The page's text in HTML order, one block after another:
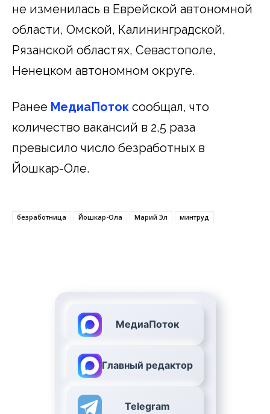
не изменилась в Еврейской автономной
области, Омской, Калининградской,
Рязанской областях, Севастополе,
Ненецком автономном округе.
Ранее МедиаПоток сообщал, что
количество вакансий в 2,5 раза
превысило число безработных в
Йошкар-Оле.
безработница Йошкар-Ола Марий Эл минтруд
МедиаПоток
Главный редактор
Telegram